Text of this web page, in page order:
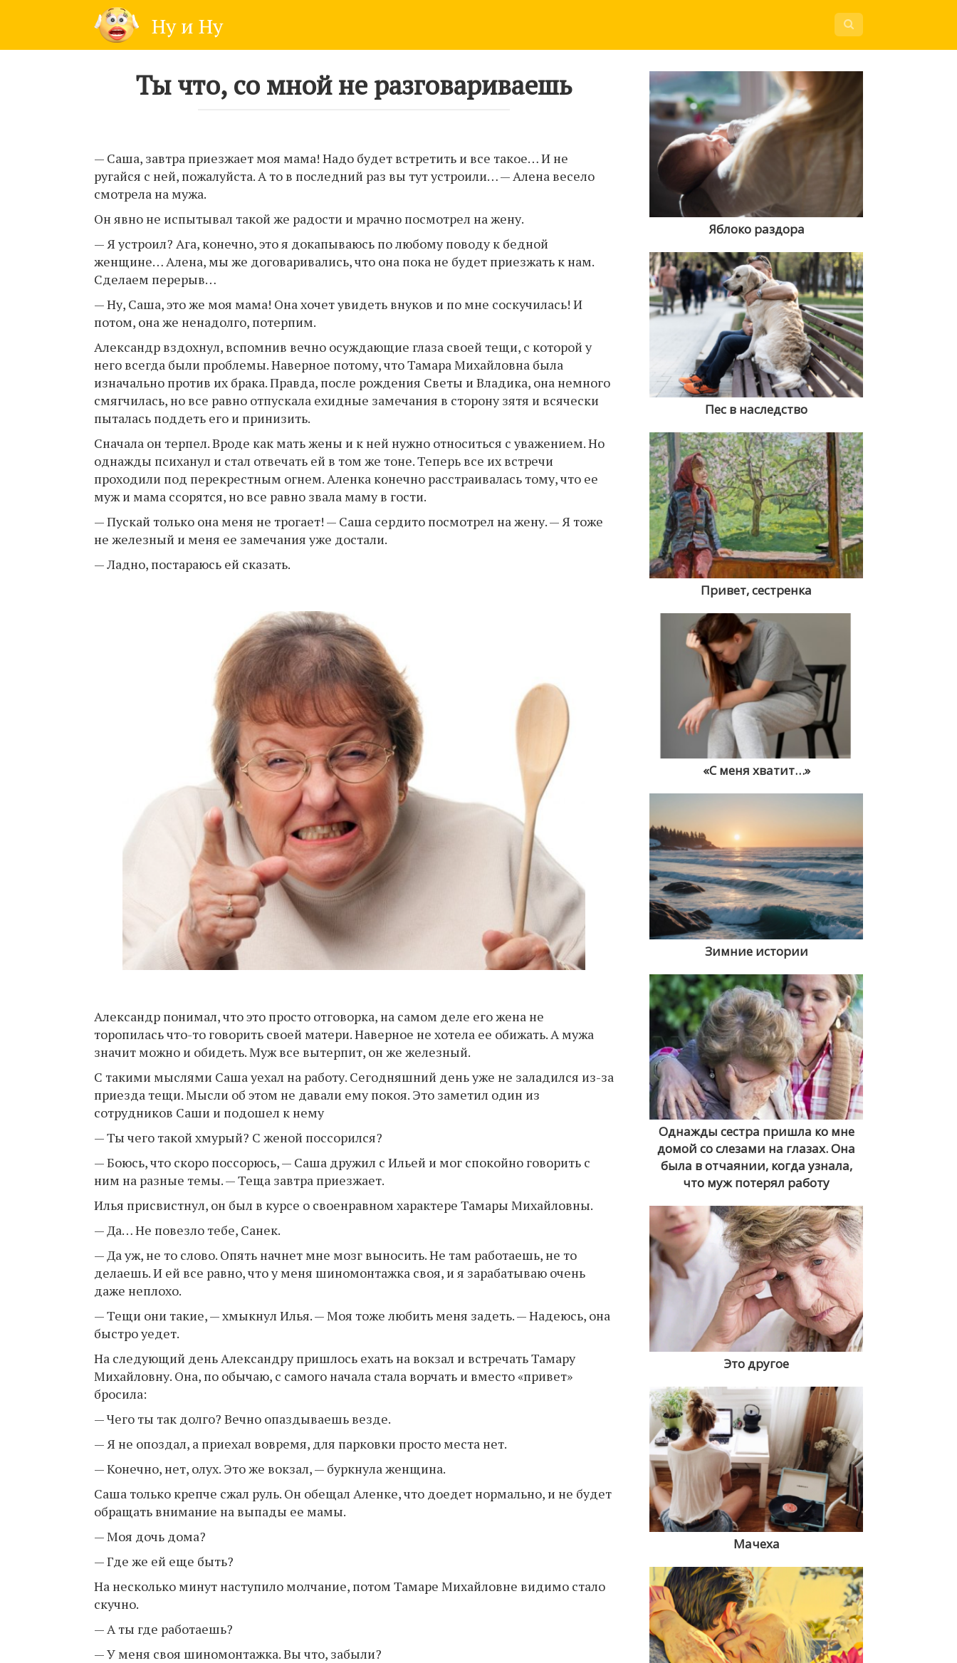
Ну и Ну
Ты что, со мной не разговариваешь
— Саша, завтра приезжает моя мама! Надо будет встретить и все такое… И не
ругайся с ней, пожалуйста. А то в последний раз вы тут устроили… — Алена весело
смотрела на мужа.
Он явно не испытывал такой же радости и мрачно посмотрел на жену.
— Я устроил? Ага, конечно, это я докапываюсь по любому поводу к бедной
женщине… Алена, мы же договаривались, что она пока не будет приезжать к нам.
Сделаем перерыв…
— Ну, Саша, это же моя мама! Она хочет увидеть внуков и по мне соскучилась! И
потом, она же ненадолго, потерпим.
Александр вздохнул, вспомнив вечно осуждающие глаза своей тещи, с которой у
него всегда были проблемы. Наверное потому, что Тамара Михайловна была
изначально против их брака. Правда, после рождения Светы и Владика, она немного
смягчилась, но все равно отпускала ехидные замечания в сторону зятя и всячески
пыталась поддеть его и принизить.
Сначала он терпел. Вроде как мать жены и к ней нужно относиться с уважением. Но
однажды психанул и стал отвечать ей в том же тоне. Теперь все их встречи
проходили под перекрестным огнем. Аленка конечно расстраивалась тому, что ее
муж и мама ссорятся, но все равно звала маму в гости.
— Пускай только она меня не трогает! — Саша сердито посмотрел на жену. — Я тоже
не железный и меня ее замечания уже достали.
— Ладно, постараюсь ей сказать.
Александр понимал, что это просто отговорка, на самом деле его жена не
торопилась что-то говорить своей матери. Наверное не хотела ее обижать. А мужа
значит можно и обидеть. Муж все вытерпит, он же железный.
С такими мыслями Саша уехал на работу. Сегодняшний день уже не заладился из-за
приезда тещи. Мысли об этом не давали ему покоя. Это заметил один из
сотрудников Саши и подошел к нему
— Ты чего такой хмурый? С женой поссорился?
— Боюсь, что скоро поссорюсь, — Саша дружил с Ильей и мог спокойно говорить с
ним на разные темы. — Теща завтра приезжает.
Илья присвистнул, он был в курсе о своенравном характере Тамары Михайловны.
— Да… Не повезло тебе, Санек.
— Да уж, не то слово. Опять начнет мне мозг выносить. Не там работаешь, не то
делаешь. И ей все равно, что у меня шиномонтажка своя, и я зарабатываю очень
даже неплохо.
— Тещи они такие, — хмыкнул Илья. — Моя тоже любить меня задеть. — Надеюсь, она
быстро уедет.
На следующий день Александру пришлось ехать на вокзал и встречать Тамару
Михайловну. Она, по обычаю, с самого начала стала ворчать и вместо «привет»
бросила:
— Чего ты так долго? Вечно опаздываешь везде.
— Я не опоздал, а приехал вовремя, для парковки просто места нет.
— Конечно, нет, олух. Это же вокзал, — буркнула женщина.
Саша только крепче сжал руль. Он обещал Аленке, что доедет нормально, и не будет
обращать внимание на выпады ее мамы.
— Моя дочь дома?
— Где же ей еще быть?
На несколько минут наступило молчание, потом Тамаре Михайловне видимо стало
скучно.
— А ты где работаешь?
— У меня своя шиномонтажка. Вы что, забыли?
Яблоко раздора
Пес в наследство
Привет, сестренка
«С меня хватит…»
Зимние истории
Однажды сестра пришла ко мне
домой со слезами на глазах. Она
была в отчаянии, когда узнала,
что муж потерял работу
Это другое
Мачеха